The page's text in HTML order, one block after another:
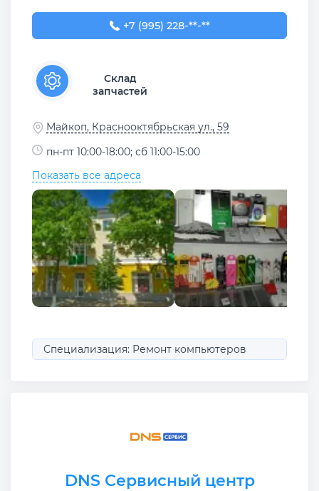
+7 (995) 228-18-18
+7 (995) 228-**-**
Склад
запчастей
Майкоп, Краснооктябрьская ул., 59
пн-пт 10:00-18:00; сб 11:00-15:00
Показать все адреса
Специализация: Ремонт компьютеров
DNS Сервисный центр